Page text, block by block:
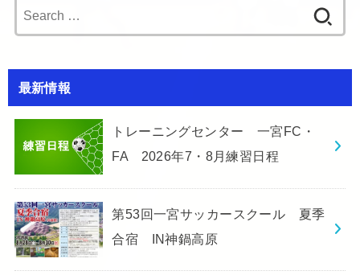
for:
最新情報
トレーニングセンター 一宮FC・
FA 2026年7・8月練習日程
第53回一宮サッカースクール 夏季
合宿 IN神鍋高原